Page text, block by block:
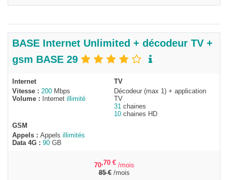
BASE Internet Unlimited + décodeur TV +
gsm BASE 29
Internet
Vitesse : 200 Mbps
Volume :
Internet illimité
TV
Décodeur (max 1) + application
TV
31 chaines
10 chaines HD
GSM
Appels : Appels illimités
Data 4G : 90 GB
70,70 € /mois
85€/mois